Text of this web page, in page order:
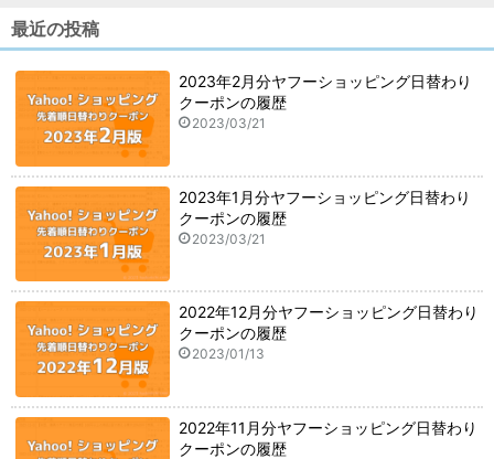
最近の投稿
2023年2月分ヤフーショッピング日替わり
クーポンの履歴
2023/03/21
2023年1月分ヤフーショッピング日替わり
クーポンの履歴
2023/03/21
2022年12月分ヤフーショッピング日替わり
クーポンの履歴
2023/01/13
2022年11月分ヤフーショッピング日替わり
クーポンの履歴